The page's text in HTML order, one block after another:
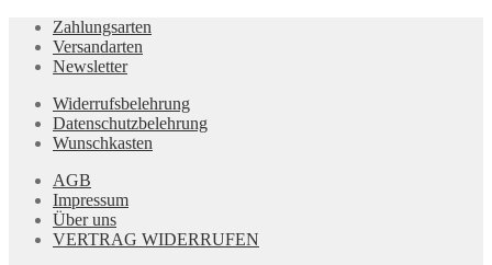
Zahlungsarten
Versandarten
Newsletter
Widerrufsbelehrung
Datenschutzbelehrung
Wunschkasten
AGB
Impressum
Über uns
VERTRAG WIDERRUFEN